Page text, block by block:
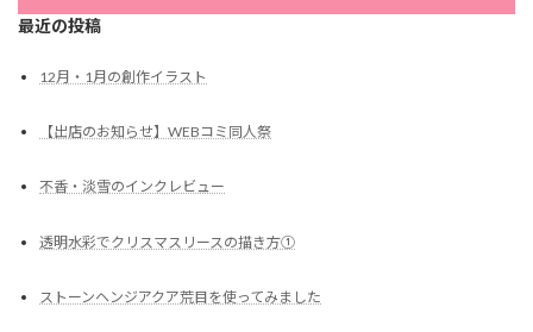
最近の投稿
12月・1月の創作イラスト
【出店のお知らせ】WEBコミ同人祭
不香・淡雪のインクレビュー
透明水彩でクリスマスリースの描き方①
ストーンヘンジアクア荒目を使ってみました